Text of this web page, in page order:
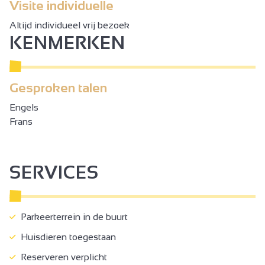
Visite individuelle
Altijd individueel vrij bezoek
KENMERKEN
Gesproken talen
Engels
Frans
SERVICES
Parkeerterrein in de buurt
Huisdieren toegestaan
Reserveren verplicht